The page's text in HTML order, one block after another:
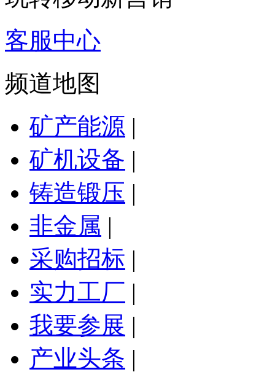
客服中心
频道地图
矿产能源 |
矿机设备 |
铸造锻压 |
非金属 |
采购招标 |
实力工厂 |
我要参展 |
产业头条 |